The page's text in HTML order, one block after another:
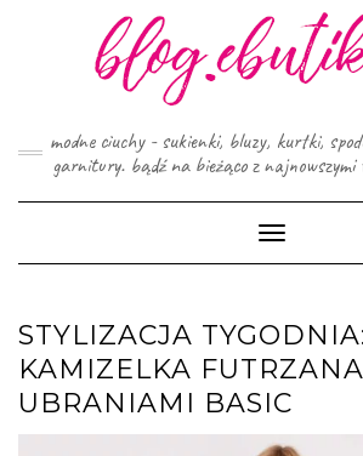
modne ciuchy - sukienki, bluzy, kurtki,
garnitury. bądź na bieżąco z najnowszymi
Toggle
Navigation
STYLIZACJA TYGODNIA:
KAMIZELKA
UBRANIAMI BASIC